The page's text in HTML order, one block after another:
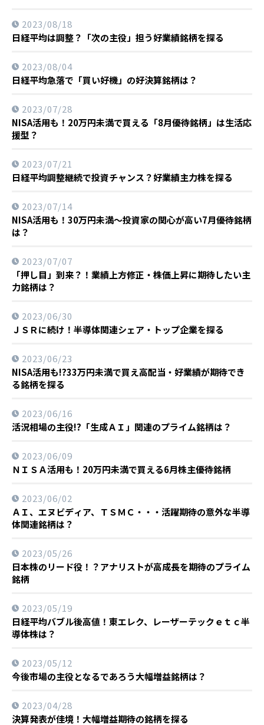
日経平均は調整？「次の主役」担う好業績銘柄を探る
2023/08/18
日経平均急落で「買い好機」の好決算銘柄は？
2023/08/04
NISA活用も！20万円未満で買える「8月優待銘柄」は生活応
援型？
2023/07/28
日経平均調整継続で投資チャンス？好業績主力株を探る
2023/07/21
NISA活用も！30万円未満～投資家の関心が高い7月優待銘柄
は？
2023/07/14
「押し目」到来？！業績上方修正・株価上昇に期待したい主
力銘柄は？
2023/07/07
ＪＳＲに続け！半導体関連シェア・トップ企業を探る
2023/06/30
NISA活用も!?33万円未満で買え高配当・好業績が期待でき
る銘柄を探る
2023/06/23
活況相場の主役!?「生成ＡＩ」関連のプライム銘柄は？
2023/06/16
ＮＩＳＡ活用も！20万円未満で買える6月株主優待銘柄
2023/06/09
ＡＩ、エヌビディア、ＴＳＭＣ・・・活躍期待の意外な半導
体関連銘柄は？
2023/06/02
日本株のリード役！？アナリストが高成長を期待のプライム
銘柄
2023/05/26
日経平均バブル後高値！東エレク、レーザーテックｅｔｃ半
導体株は？
2023/05/19
今後市場の主役となるであろう大幅増益銘柄は？
2023/05/12
決算発表が佳境！大幅増益期待の銘柄を探る
2023/04/28